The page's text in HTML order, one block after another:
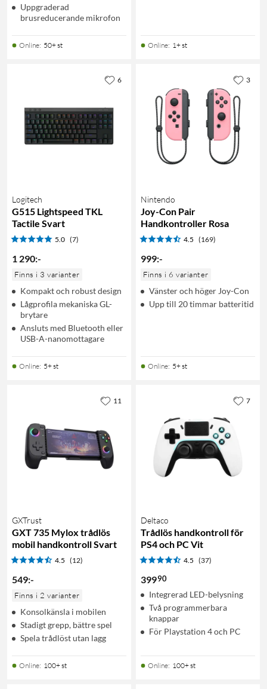
Uppgraderad
brusreducerande mikrofon
Online: 50+ st Online: 1+ st
Logitech
G515 Lightspeed TKL
Tactile Svart
5.0 (7)
1 290:-
Finns i 3 varianter
Kompakt och robust design
Lågprofila mekaniska GL-
brytare
Ansluts med Bluetooth eller
USB-A-nanomottagare
Online: 5+ st
6
Nintendo
Joy-Con Pair
Handkontroller Rosa
4.5 (169)
999:-
Finns i 6 varianter
Vänster och höger Joy-Con
Upp till 20 timmar batteritid
Online: 5+ st
3
GXTrust
GXT 735 Mylox trådlös
mobil handkontroll Svart
4.5 (12)
549:-
Finns i 2 varianter
Konsolkänsla i mobilen
Stadigt grepp, bättre spel
Spela trådlöst utan lagg
Online: 100+ st
11
Deltaco
Trådlös handkontroll för
PS4 och PC Vit
4.5 (37)
39990
Integrerad LED-belysning
Två programmerbara
knappar
För Playstation 4 och PC
Online: 100+ st
7